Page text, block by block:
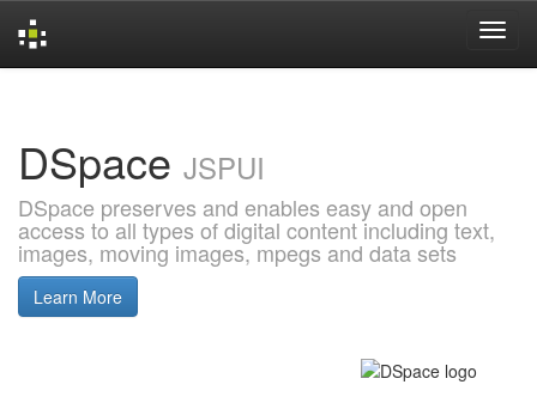
DSpace JSPUI
DSpace preserves and enables easy and open
access to all types of digital content including text,
images, moving images, mpegs and data sets
Learn More